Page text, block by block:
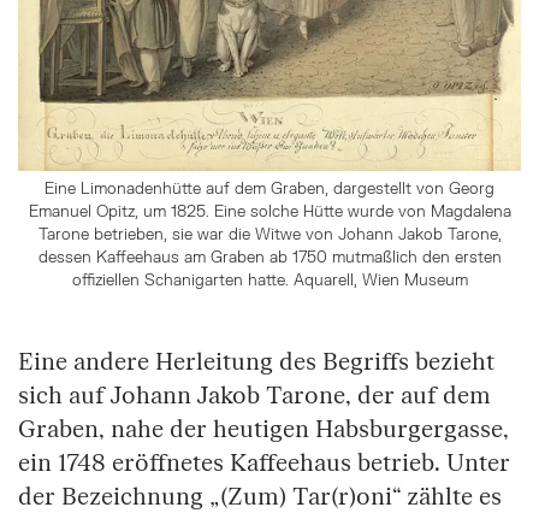
Eine Limonadenhütte auf dem Graben, dargestellt von Georg
Emanuel Opitz, um 1825. Eine solche Hütte wurde von Magdalena
Tarone betrieben, sie war die Witwe von Johann Jakob Tarone,
dessen Kaffeehaus am Graben ab 1750 mutmaßlich den ersten
offiziellen Schanigarten hatte. Aquarell, Wien Museum
Eine andere Herleitung des Begriffs bezieht
sich auf Johann Jakob Tarone, der auf dem
Graben, nahe der heutigen Habsburgergasse,
ein 1748 eröffnetes Kaffeehaus betrieb. Unter
der Bezeichnung „(Zum) Tar(r)oni“ zählte es